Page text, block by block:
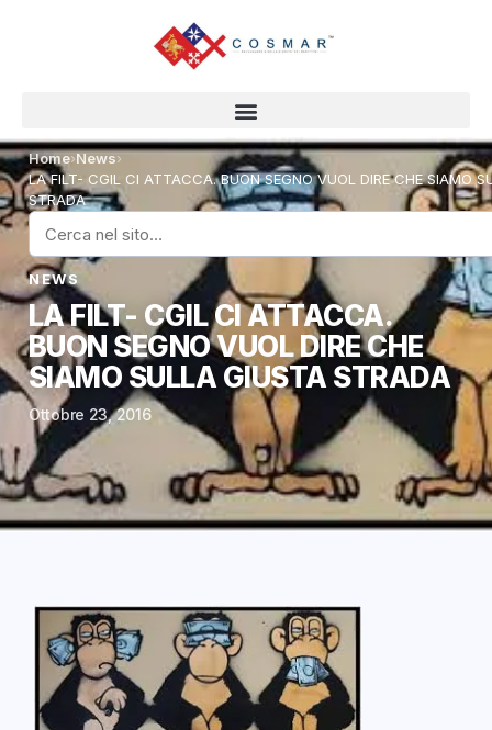
Home›News›
LA FILT- CGIL CI ATTACCA. BUON SEGNO VUOL DIRE CHE SIAMO
STRADA
NEWS
LA FILT- CGIL CI ATTACCA.
BUON SEGNO VUOL DIRE CHE
SIAMO SULLA GIUSTA STRADA
Ottobre 23, 2016